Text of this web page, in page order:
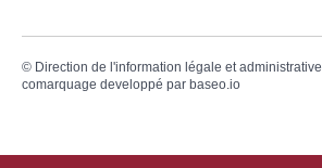
© Direction de l'information légale et administrative
comarquage developpé par baseo.io